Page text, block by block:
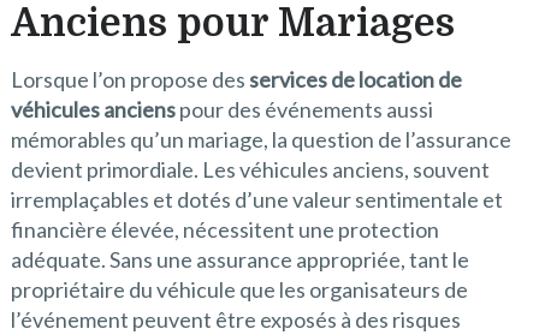
Anciens pour Mariages
Lorsque l’on propose desservices de location de
véhicules ancienspour des événements aussi
mémorables qu’un mariage, la question de l’assurance
devient primordiale. Les véhicules anciens, souvent
irremplaçables et dotés d’une valeur sentimentale et
financière élevée, nécessitent une protection
adéquate. Sans une assurance appropriée, tant le
propriétaire du véhicule que les organisateurs de
l’événement peuvent être exposés à des risques